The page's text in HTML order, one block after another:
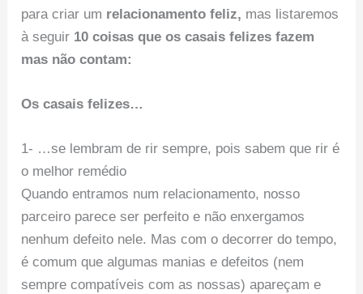
para criar um relacionamento feliz, mas listaremos
à seguir 10 coisas que os casais felizes fazem
mas não contam:
Os casais felizes…
1- …se lembram de rir sempre, pois sabem que rir é
o melhor remédio
Quando entramos num relacionamento, nosso
parceiro parece ser perfeito e não enxergamos
nenhum defeito nele. Mas com o decorrer do tempo,
é comum que algumas manias e defeitos (nem
sempre compatíveis com as nossas) apareçam e